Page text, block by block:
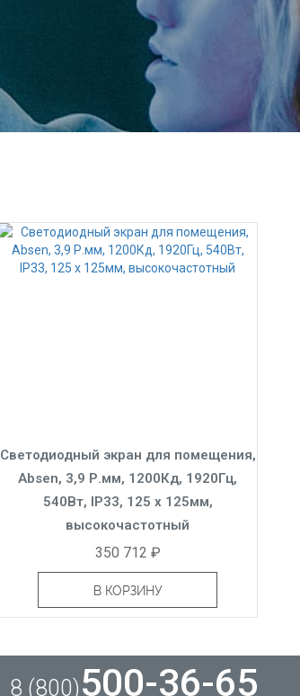
Светодиодный экран для помещения,
Absen, 3,9 Р.мм, 1200Кд, 1920Гц,
540Вт, IP33, 125 x 125мм,
высокочастотный
350 712 ₽
В КОРЗИНУ
8 (800)500-36-65